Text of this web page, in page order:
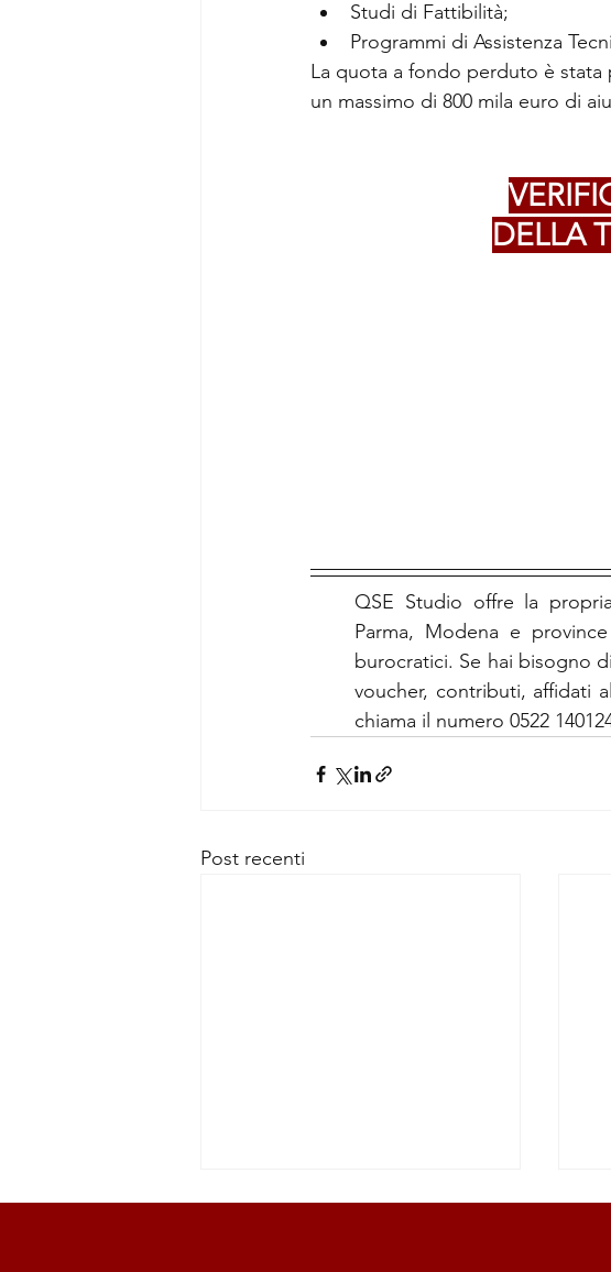
Studi di Fattibilità;
Programmi di Assistenza
La quota a fondo perduto è stata
un massimo di 800 mila euro di
DELLA
QSE Studio offre la
Parma, Modena e
burocratici. Se hai bisogno
voucher, contributi, affidati
chiama il numero 0522
Post recenti